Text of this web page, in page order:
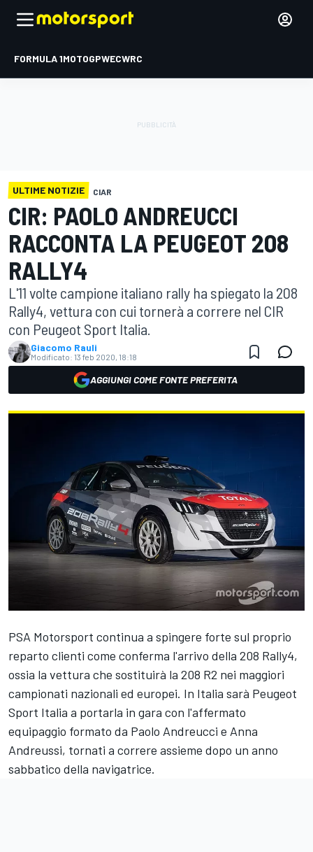
FORMULA 1MOTOGPWECWRC
ULTIME NOTIZIE CIAR
CIR: PAOLO ANDREUCCI
RACCONTA LA PEUGEOT 208
RALLY4
L'11 volte campione italiano rally ha spiegato la 208
Rally4, vettura con cui tornerà a correre nel CIR
con Peugeot Sport Italia.
Giacomo Rauli
Modificato: 13 feb 2020, 18:18
AGGIUNGI COME FONTE PREFERITA
PSA Motorsport continua a spingere forte sul proprio
reparto clienti come conferma l'arrivo della 208 Rally4,
ossia la vettura che sostituirà la 208 R2 nei maggiori
campionati nazionali ed europei. In Italia sarà Peugeot
Sport Italia a portarla in gara con l'affermato
equipaggio formato da Paolo Andreucci e Anna
Andreussi, tornati a correre assieme dopo un anno
sabbatico della navigatrice.